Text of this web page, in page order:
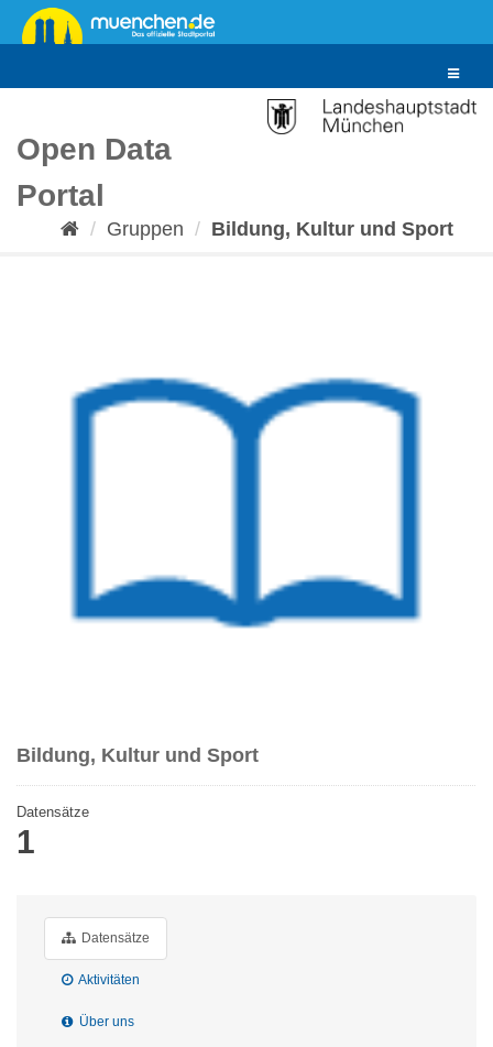
Überspringen
zum
Toggle
Open Data
Portal
Gruppen Bildung, Kultur und Sport
Bildung, Kultur und Sport
Datensätze
1
Datensätze
Aktivitäten
Über uns